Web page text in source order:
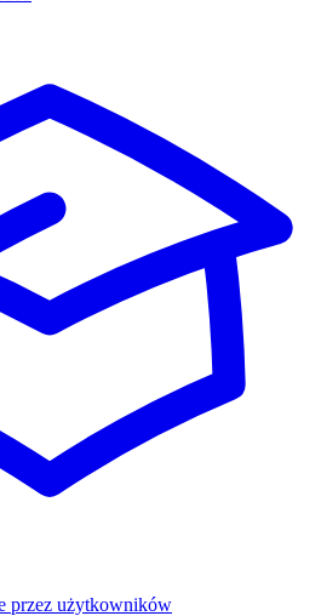
przez użytkowników